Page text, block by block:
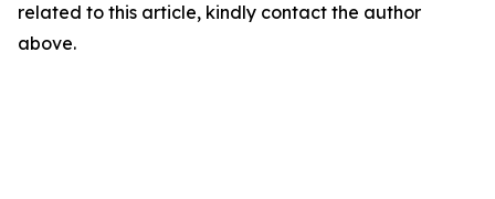
related to this article, kindly contact the author
above.